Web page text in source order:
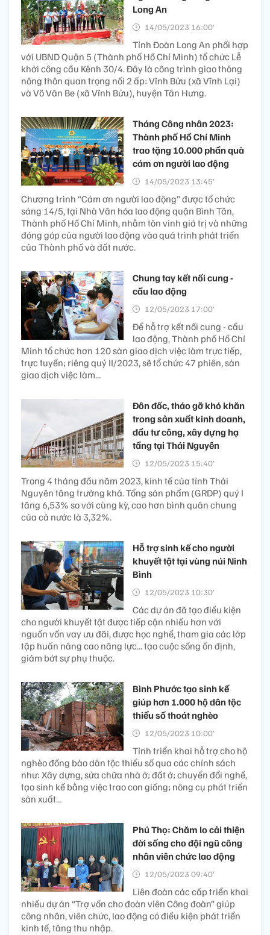
Long An
14/05/2023 16:00’
Tỉnh Đoàn Long An phối hợp
với UBND Quận 5 (Thành phố Hồ Chí Minh) tổ chức Lễ
khởi công cầu Kênh 30/4. Đây là công trình giao thông
nông thôn quan trọng nối 2 ấp: Vĩnh Bửu (xã Vĩnh Lại)
và Võ Văn Be (xã Vĩnh Bửu), huyện Tân Hưng.
Tháng Công nhân 2023:
Thành phố Hồ Chí Minh
trao tặng 10.000 phần quà
cám ơn người lao động
14/05/2023 13:45’
Chương trình “Cám ơn người lao động” được tổ chức
sáng 14/5, tại Nhà Văn hóa lao động quận Bình Tân,
Thành phố Hồ Chí Minh, nhằm tôn vinh giá trị và những
đóng góp của người lao động vào quá trình phát triển
của Thành phố và đất nước.
Chung tay kết nối cung -
cầu lao động
12/05/2023 17:00’
Để hỗ trợ kết nối cung - cầu
lao động, Thành phố Hồ Chí
Minh tổ chức hơn 120 sàn giao dịch việc làm trực tiếp,
trực tuyến; riêng quý II/2023, sẽ tổ chức 47 phiên, sàn
giao dịch việc làm...
Đôn đốc, tháo gỡ khó khăn
trong sản xuất kinh doanh,
đầu tư công, xây dựng hạ
tầng tại Thái Nguyên
12/05/2023 15:40’
Trong 4 tháng đầu năm 2023, kinh tế của tỉnh Thái
Nguyên tăng trưởng khá. Tổng sản phẩm (GRDP) quý I
tăng 6,53% so với cùng kỳ, cao hơn bình quân chung
của cả nước là 3,32%.
Hỗ trợ sinh kế cho người
khuyết tật tại vùng núi Ninh
Bình
12/05/2023 10:30’
Các dự án đã tạo điều kiện
cho người khuyết tật được tiếp cận nhiều hơn với
nguồn vốn vay ưu đãi, được học nghề, tham gia các lớp
tập huấn nâng cao năng lực... tạo cuộc sống ổn định,
giảm bớt sự phụ thuộc.
Bình Phước tạo sinh kế
giúp hơn 1.000 hộ dân tộc
thiểu số thoát nghèo
12/05/2023 10:00’
Tỉnh triển khai hỗ trợ cho hộ
nghèo đồng bào dân tộc thiểu số qua các chính sách
như: Xây dựng, sửa chữa nhà ở; đất ở; chuyển đổi nghề,
tạo sinh kế bằng việc trao con giống; nông cụ phát triển
sản xuất…
Phú Thọ: Chăm lo cải thiện
đời sống cho đội ngũ công
nhân viên chức lao động
12/05/2023 09:40’
Liên đoàn các cấp triển khai
nhiều dự án “Trợ vốn cho đoàn viên Công đoàn” giúp
công nhân, viên chức, lao động có điều kiện phát triển
kinh tế, tăng thu nhập.